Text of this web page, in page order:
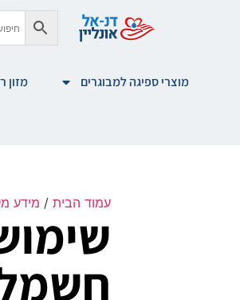
מוצרי ספיגה למבוגרים מזון
עמוד הבית / מידע